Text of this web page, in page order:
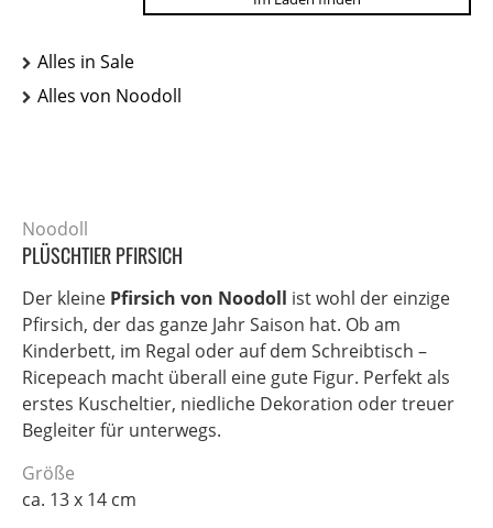
Alles in Sale
Alles von Noodoll
Noodoll
PLÜSCHTIER PFIRSICH
Der kleine Pfirsich von Noodoll ist wohl der einzige
Pfirsich, der das ganze Jahr Saison hat. Ob am
Kinderbett, im Regal oder auf dem Schreibtisch –
Ricepeach macht überall eine gute Figur. Perfekt als
erstes Kuscheltier, niedliche Dekoration oder treuer
Begleiter für unterwegs.
Größe
ca. 13 x 14 cm